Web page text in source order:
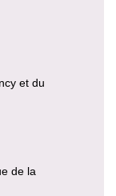
et du
de la